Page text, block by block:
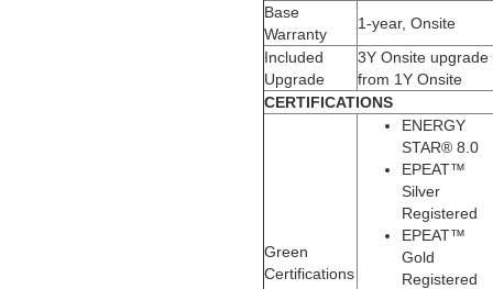
Base
Warranty
1-year, Onsite
Included
Upgrade
3Y Onsite upgrade
from 1Y Onsite
CERTIFICATIONS
Green
Certifications
ENERGY
STAR® 8.0
EPEAT™
Silver
Registered
EPEAT™
Gold
Registered